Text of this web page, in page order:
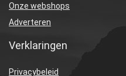
Onze webshops
Adverteren
Verklaringen
Privacybeleid